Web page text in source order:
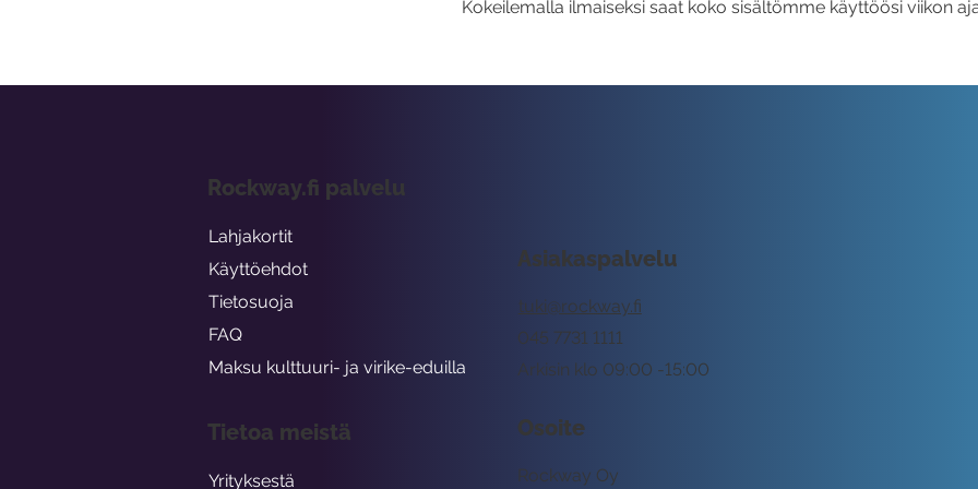
Kokeilemalla ilmaiseksi saat koko sisältömme käyttöösi viikon
Asiakaspalvelu
tuki@rockway.fi
Arkisin klo 09:00 -15:00
045 7731 1111
Osoite
Rockway Oy
Rockway.fi palvelu
Lahjakortit
Käyttöehdot
Tietosuoja
FAQ
Maksu kulttuuri- ja virike-eduilla
Tietoa meistä
Yrityksestä